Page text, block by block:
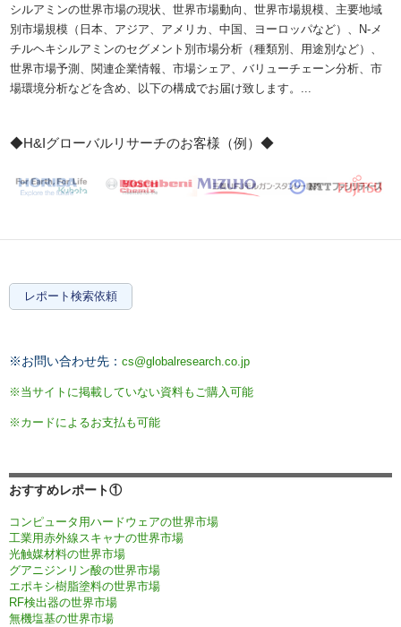
シルアミンの世界市場の現状、世界市場動向、世界市場規模、主要地域
別市場規模（日本、アジア、アメリカ、中国、ヨーロッパなど）、N-メ
チルヘキシルアミンのセグメント別市場分析（種類別、用途別など）、
世界市場予測、関連企業情報、市場シェア、バリューチェーン分析、市
場環境分析などを含め、以下の構成でお届け致します。...
◆H&Iグローバルリサーチのお客様（例）◆
レポート検索依頼
※お問い合わせ先： cs@globalresearch.co.jp
※当サイトに掲載していない資料もご購入可能
※カードによるお支払も可能
おすすめレポート①
コンピュータ用ハードウェアの世界市場
工業用赤外線スキャナの世界市場
光触媒材料の世界市場
グアニジンリン酸の世界市場
エポキシ樹脂塗料の世界市場
RF検出器の世界市場
無機塩基の世界市場